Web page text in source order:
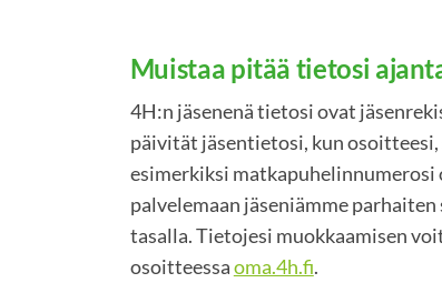
Muistaa pitää tietosi
4H:n jäsenenä tietosi ovat
päivität jäsentietosi, kun
esimerkiksi
palvelemaan jäseniämme
tasalla. Tietojesi muokkaamisen
osoitteessaoma.4h.fi.